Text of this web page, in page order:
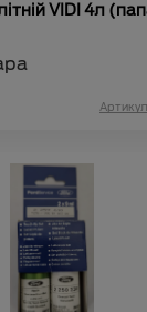
VIDI 4л